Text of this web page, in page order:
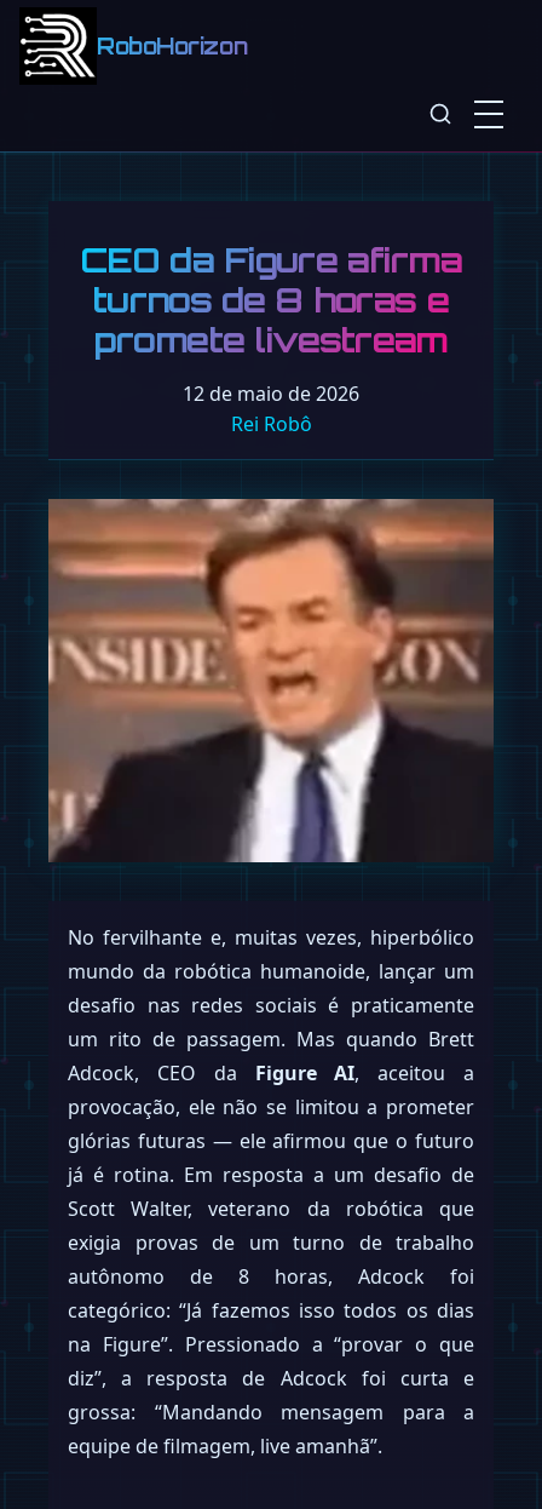
RoboHorizon
CEO da Figure afirma
turnos de 8 horas e
promete livestream
12 de maio de 2026
Rei Robô
No fervilhante e, muitas vezes, hiperbólico
mundo da robótica humanoide, lançar um
desafio nas redes sociais é praticamente
um rito de passagem. Mas quando Brett
Adcock, CEO da Figure AI, aceitou a
provocação, ele não se limitou a prometer
glórias futuras — ele afirmou que o futuro
já é rotina. Em resposta a um desafio de
Scott Walter, veterano da robótica que
exigia provas de um turno de trabalho
autônomo de 8 horas, Adcock foi
categórico: “Já fazemos isso todos os dias
na Figure”. Pressionado a “provar o que
diz”, a resposta de Adcock foi curta e
grossa: “Mandando mensagem para a
equipe de filmagem, live amanhã”.